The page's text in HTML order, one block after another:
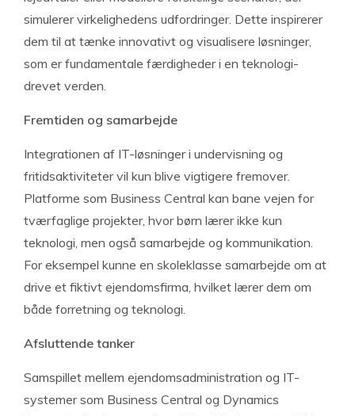
simulerer virkelighedens udfordringer. Dette inspirerer
dem til at tænke innovativt og visualisere løsninger,
som er fundamentale færdigheder i en teknologi-
drevet verden.
Fremtiden og samarbejde
Integrationen af IT-løsninger i undervisning og
fritidsaktiviteter vil kun blive vigtigere fremover.
Platforme som Business Central kan bane vejen for
tværfaglige projekter, hvor børn lærer ikke kun
teknologi, men også samarbejde og kommunikation.
For eksempel kunne en skoleklasse samarbejde om at
drive et fiktivt ejendomsfirma, hvilket lærer dem om
både forretning og teknologi.
Afsluttende tanker
Samspillet mellem ejendomsadministration og IT-
systemer som Business Central og Dynamics